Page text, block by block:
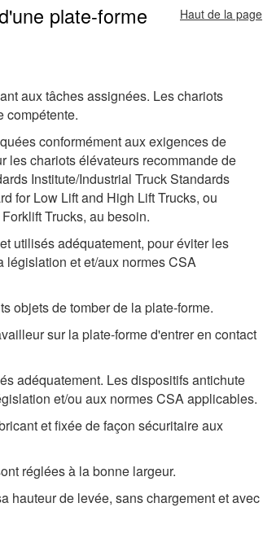
plate-forme Haut de la page
aux tâches assignées. Les chariots
compétente.
conformément aux exigences de
les chariots élévateurs recommande de
Institute/Industrial Truck Standards
for Low Lift and High Lift Trucks, ou
Trucks, au besoin.
utilisés adéquatement, pour éviter les
législation et et/aux normes CSA
objets de tomber de la plate-forme.
sur la plate-forme d'entrer en contact
adéquatement. Les dispositifs antichute
et/ou aux normes CSA applicables.
et fixée de façon sécuritaire aux
réglées à la bonne largeur.
hauteur de levée, sans chargement et avec